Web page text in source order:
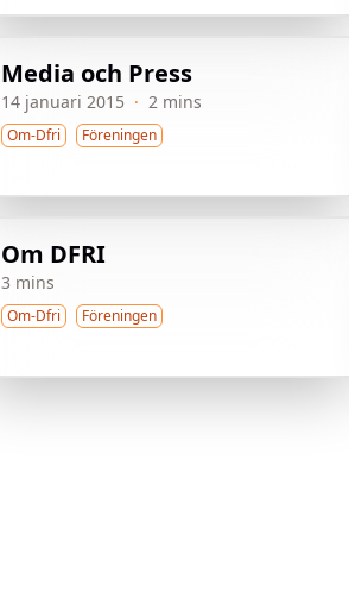
Media och Press
14 januari 2015 · 2 mins
Om-Dfri Föreningen
Om DFRI
3 mins
Om-Dfri Föreningen